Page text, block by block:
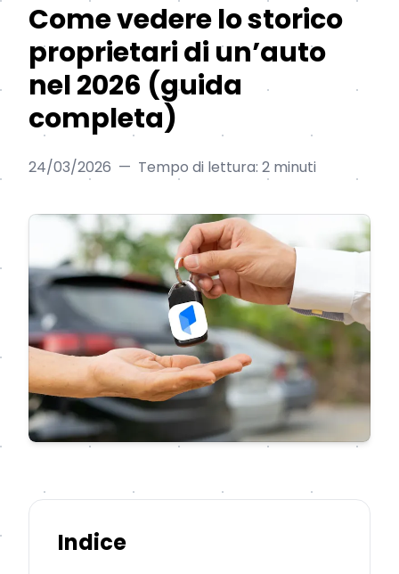
Come vedere lo storico
proprietari di un’auto
nel 2026 (guida
completa)
24/03/2026 — Tempo di lettura: 2 minuti
Indice